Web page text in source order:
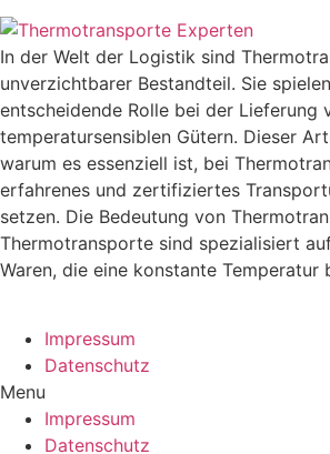
In der Welt der Logistik sind
unverzichtbarer Bestandteil. Sie
entscheidende Rolle bei der Lieferung
temperatursensiblen Gütern. Dieser
warum es essenziell ist, bei
erfahrenes und zertifiziertes
setzen. Die Bedeutung von
Thermotransporte sind spezialisiert
Waren, die eine konstante
Impressum
Datenschutz
Menu
Impressum
Datenschutz